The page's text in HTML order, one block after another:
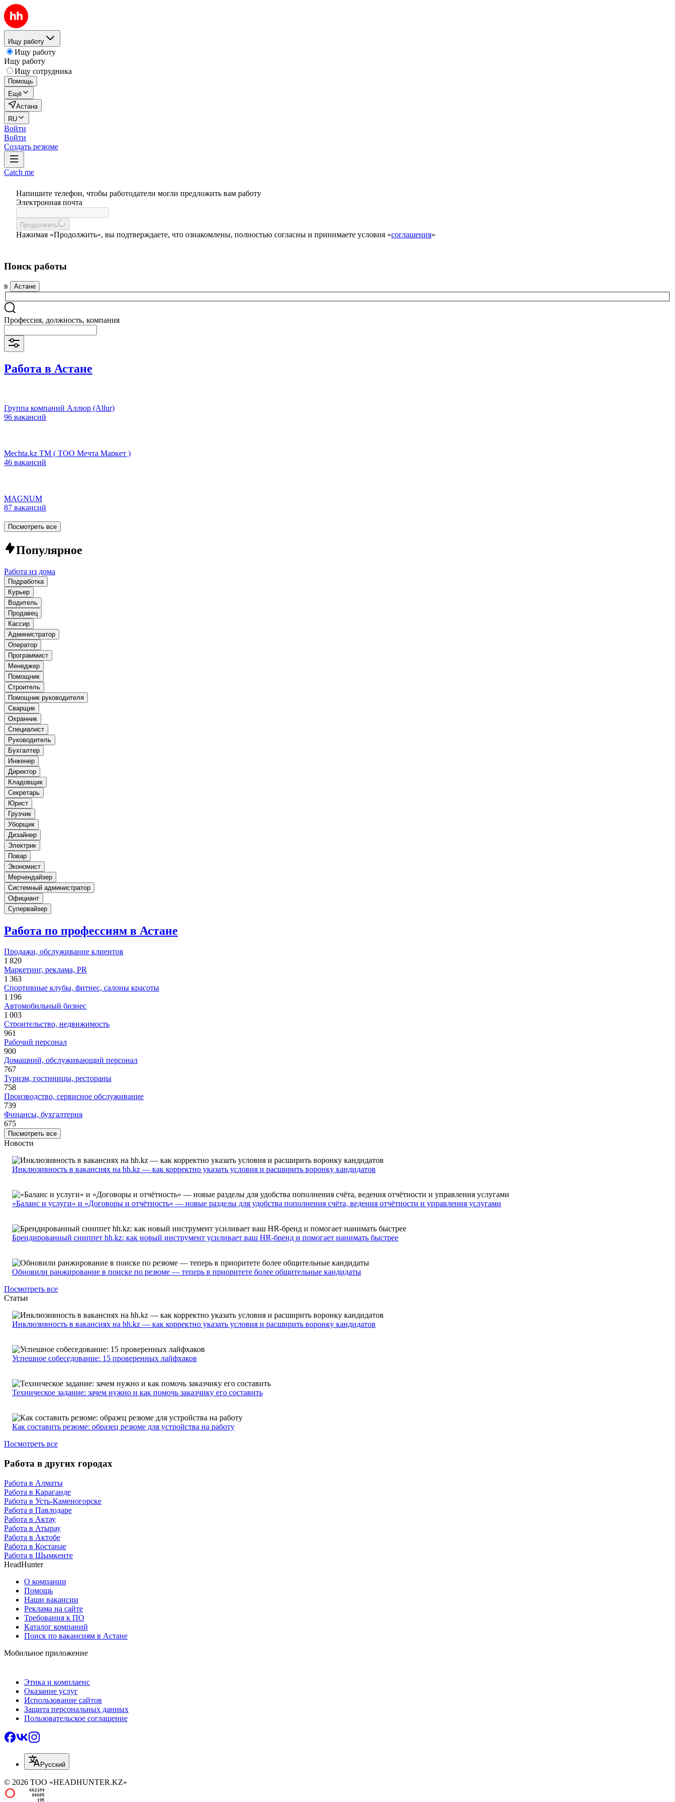
Ищу работу
Ищу работу
Ищу работу
Ищу сотрудника
Помощь
Ещё
Астана
RU
Войти
Войти
Создать резюме
Catch me
Напишите телефон, чтобы работодатели могли предложить вам работу
Электронная почта
Продолжить
Нажимая «Продолжить», вы подтверждаете, что ознакомлены, полностью согласны и принимаете условия «соглашения»
Поиск работы
в Астане
Профессия, должность, компания
Работа в Астане
Группа компаний Аллюр (Allur)
96 вакансий
Mechta.kz TM ( ТОО Мечта Маркет )
46 вакансий
MAGNUM
87 вакансий
Посмотреть все
Популярное
Работа из дома
Подработка
Курьер
Водитель
Продавец
Кассир
Администратор
Оператор
Программист
Менеджер
Помощник
Строитель
Помощник руководителя
Сварщик
Охранник
Специалист
Руководитель
Бухгалтер
Инженер
Директор
Кладовщик
Секретарь
Юрист
Грузчик
Уборщик
Дизайнер
Электрик
Повар
Экономист
Мерчендайзер
Системный администратор
Официант
Супервайзер
Работа по профессиям в Астане
Продажи, обслуживание клиентов
1 820
Маркетинг, реклама, PR
1 363
Спортивные клубы, фитнес, салоны красоты
1 196
Автомобильный бизнес
1 003
Строительство, недвижимость
961
Рабочий персонал
900
Домашний, обслуживающий персонал
767
Туризм, гостиницы, рестораны
758
Производство, сервисное обслуживание
739
Финансы, бухгалтерия
675
Посмотреть все
Новости
Инклюзивность в вакансиях на hh.kz — как корректно указать условия и расширить воронку кандидатов
«Баланс и услуги» и «Договоры и отчётность» — новые разделы для удобства пополнения счёта, ведения отчётности и управления услугами
Брендированный сниппет hh.kz: как новый инструмент усиливает ваш HR-бренд и помогает нанимать быстрее
Обновили ранжирование в поиске по резюме — теперь в приоритете более общительные кандидаты
Посмотреть все
Статьи
Инклюзивность в вакансиях на hh.kz — как корректно указать условия и расширить воронку кандидатов
Успешное собеседование: 15 проверенных лайфхаков
Техническое задание: зачем нужно и как помочь заказчику его составить
Как составить резюме: образец резюме для устройства на работу
Посмотреть все
Работа в других городах
Работа в Алматы
Работа в Караганде
Работа в Усть-Каменогорске
Работа в Павлодаре
Работа в Актау
Работа в Атырау
Работа в Актобе
Работа в Костанае
Работа в Шымкенте
HeadHunter
О компании
Помощь
Наши вакансии
Реклама на сайте
Требования к ПО
Каталог компаний
Поиск по вакансиям в Астане
Мобильное приложение
Этика и комплаенс
Оказание услуг
Использование сайтов
Защита персональных данных
Пользовательское соглашение
Русский
© 2026 ТОО «HEADHUNTER.KZ»